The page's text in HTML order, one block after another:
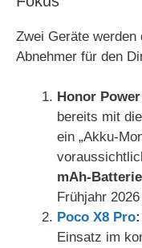
Zwei Geräte
Abnehmer für den
Honor
bereits mit
ein „Akku-
mAh-Batterie
Frühjahr
Poco X8 Pro:
Einsatz im